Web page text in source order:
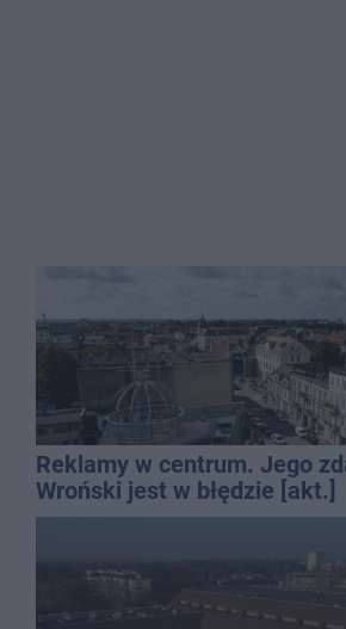
Reklamy w centrum. Jego
Wroński jest w błędzie [akt.]